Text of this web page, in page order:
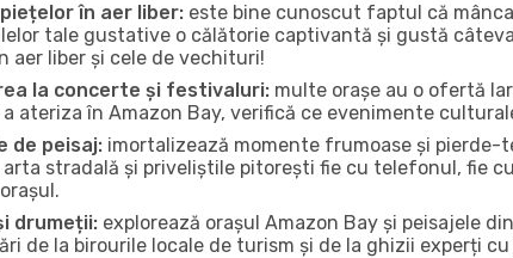
în aer liber: este bine cunoscut faptul că
tale gustative o călătorie captivantă și gustă
aer liber și cele de vechituri!
la concerte și festivaluri: multe orașe au o ofertă
ateriza în Amazon Bay, verifică ce evenimente
de peisaj: imortalizează momente frumoase și
stradală și priveliștile pitorești fie cu telefonul, fie
drumeții: explorează orașul Amazon Bay și peisajele
de la birourile locale de turism și de la ghizii experți